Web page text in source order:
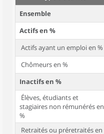
Ensemble
Actifs en %
Actifs ayant un emploi en %
Chômeurs en %
Inactifs en %
Élèves, étudiants et
stagiaires non rémunérés en
%
Retraités ou préretraités en